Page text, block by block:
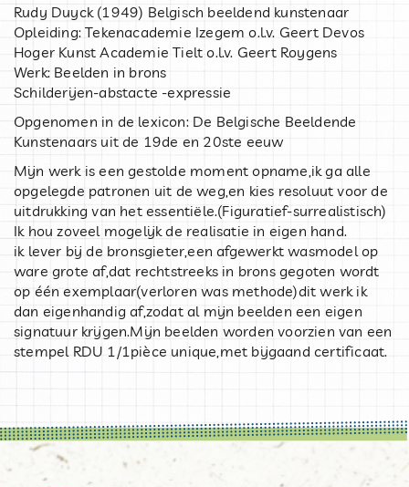
Rudy Duyck (1949) Belgisch beeldend kunstenaar
Opleiding: Tekenacademie Izegem o.l.v. Geert Devos
Hoger Kunst Academie Tielt o.l.v. Geert Roygens
Werk: Beelden in brons
Schilderijen-abstacte -expressie
Opgenomen in de lexicon: De Belgische Beeldende
Kunstenaars uit de 19de en 20ste eeuw
Mijn werk is een gestolde moment opname,ik ga alle
opgelegde patronen uit de weg,en kies resoluut voor de
uitdrukking van het essentiële.(Figuratief-surrealistisch)
Ik hou zoveel mogelijk de realisatie in eigen hand.
ik lever bij de bronsgieter,een afgewerkt wasmodel op
ware grote af,dat rechtstreeks in brons gegoten wordt
op één exemplaar(verloren was methode)dit werk ik
dan eigenhandig af,zodat al mijn beelden een eigen
signatuur krijgen.Mijn beelden worden voorzien van een
stempel RDU 1/1pièce unique,met bijgaand certificaat.